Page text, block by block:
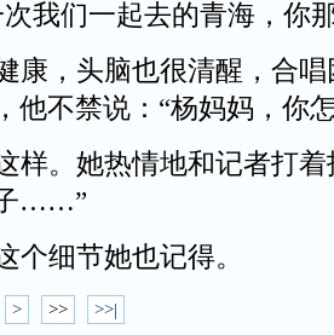
我们一起去的青海，你
康，头脑也很清醒，合唱
他不禁说：“杨妈妈，你
。她热情地和记者打着
……”
细节她也记得。
> >> >>|